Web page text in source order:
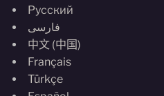
Русский
فارسی
中文 (中国)
Français
Türkçe